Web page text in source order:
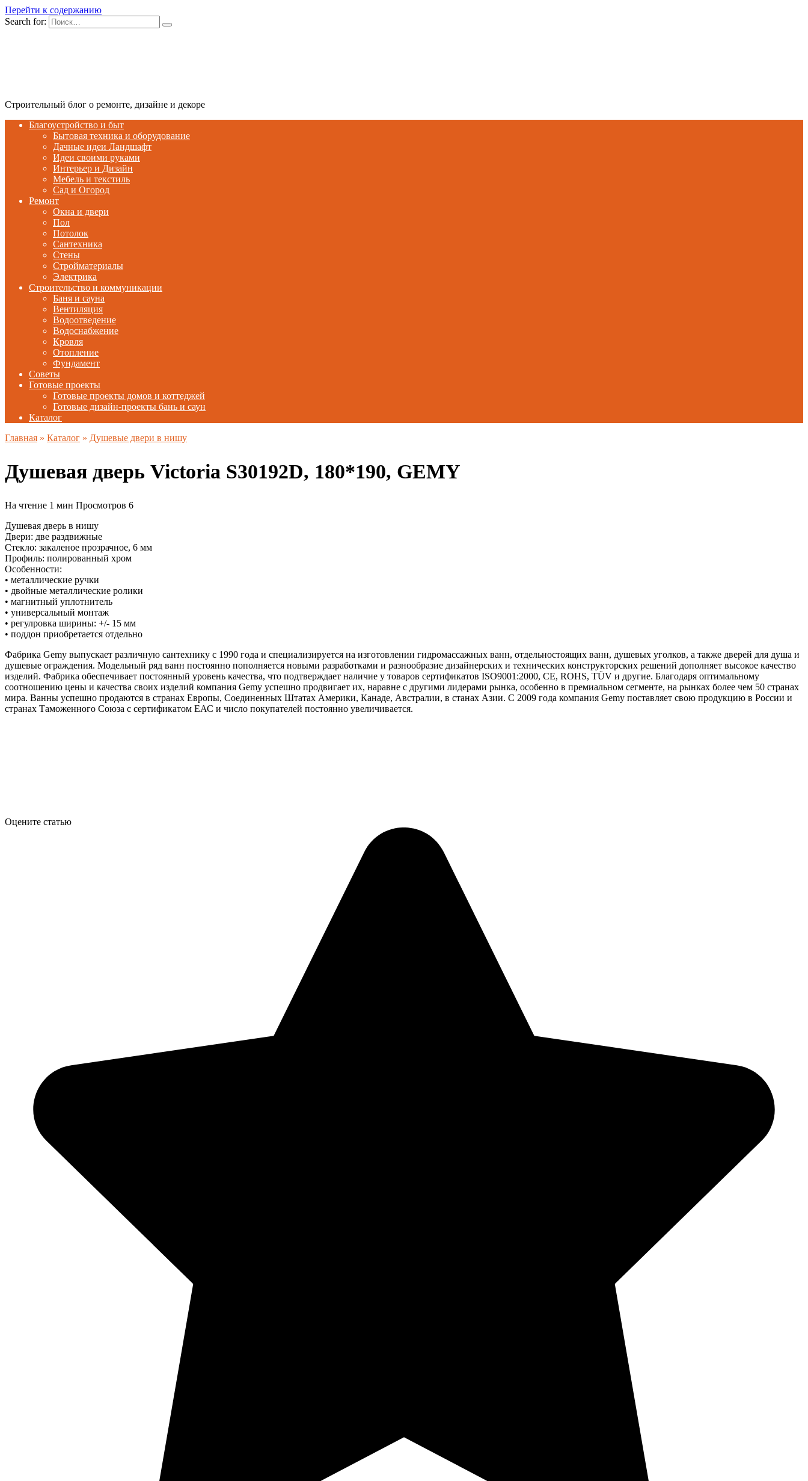
Перейти к содержанию
Search for:
Строительный блог о ремонте, дизайне и декоре
Благоустройство и быт
Бытовая техника и оборудование
Дачные идеи Ландшафт
Идеи своими руками
Интерьер и Дизайн
Мебель и текстиль
Сад и Огород
Ремонт
Окна и двери
Пол
Потолок
Сантехника
Стены
Стройматериалы
Электрика
Строительство и коммуникации
Баня и сауна
Вентиляция
Водоотведение
Водоснабжение
Кровля
Отопление
Фундамент
Советы
Готовые проекты
Готовые проекты домов и коттеджей
Готовые дизайн-проекты бань и саун
Каталог
Главная » Каталог » Душевые двери в нишу
Душевая дверь Victoria S30192D, 180*190, GEMY
На чтение 1 мин Просмотров 6
Душевая дверь в нишу
Двери: две раздвижные
Стекло: закаленое прозрачное, 6 мм
Профиль: полированный хром
Особенности:
• металлические ручки
• двойные металлические ролики
• магнитный уплотнитель
• универсальный монтаж
• регулровка ширины: +/- 15 мм
• поддон приобретается отдельно
Фабрика Gemy выпускает различную сантехнику с 1990 года и специализируется на изготовлении гидромассажных ванн, отдельностоящих ванн, душевых уголков, а также дверей для душа и
душевые ограждения. Модельный ряд ванн постоянно пополняется новыми разработками и разнообразие дизайнерских и технических конструкторских решений дополняет высокое качество
изделий. Фабрика обеспечивает постоянный уровень качества, что подтверждает наличие у товаров сертификатов ISO9001:2000, CE, ROHS, TÜV и другие. Благодаря оптимальному
соотношению цены и качества своих изделий компания Gemy успешно продвигает их, наравне с другими лидерами рынка, особенно в премиальном сегменте, на рынках более чем 50 странах
мира. Ванны успешно продаются в странах Европы, Соединенных Штатах Америки, Канаде, Австралии, в станах Азии. С 2009 года компания Gemy поставляет свою продукцию в России и
странах Таможенного Союза с сертификатом ЕАС и число покупателей постоянно увеличивается.
Оцените статью